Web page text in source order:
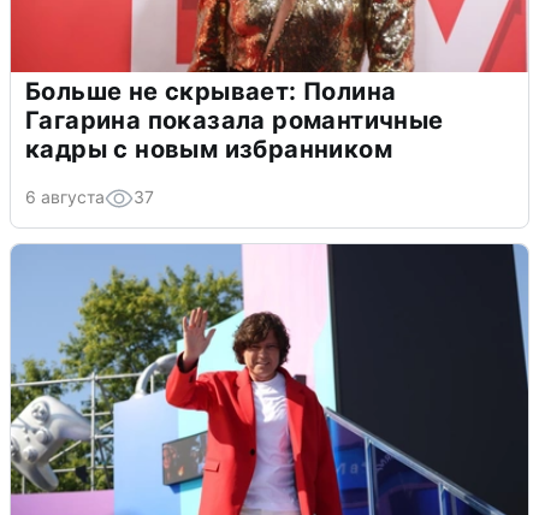
Больше не скрывает: Полина
Гагарина показала романтичные
кадры с новым избранником
6 августа 37